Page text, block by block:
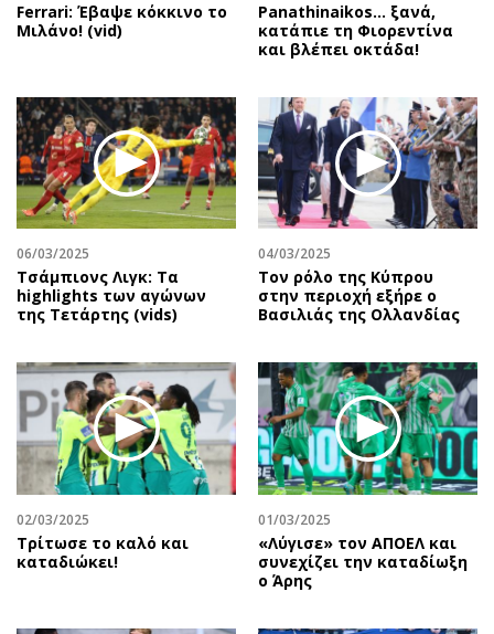
Ferrari: Έβαψε κόκκινο το
Μιλάνο! (vid)
Panathinaikos… ξανά,
κατάπιε τη Φιορεντίνα
και βλέπει οκτάδα!
06/03/2025
Τσάμπιονς Λιγκ: Τα
highlights των αγώνων
της Τετάρτης (vids)
04/03/2025
Τον ρόλο της Κύπρου
στην περιοχή εξήρε ο
Βασιλιάς της Ολλανδίας
02/03/2025
Τρίτωσε το καλό και
καταδιώκει!
01/03/2025
«Λύγισε» τον ΑΠΟΕΛ και
συνεχίζει την καταδίωξη
ο Άρης